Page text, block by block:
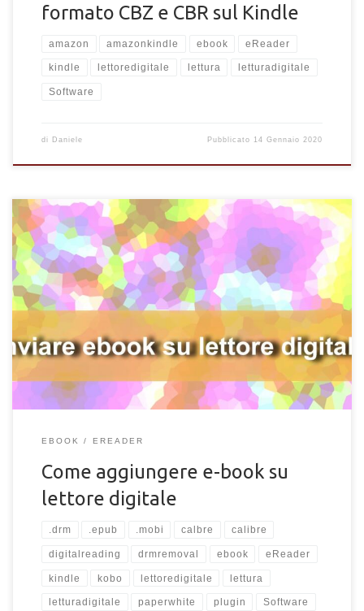
formato CBZ e CBR sul Kindle
amazon amazonkindle ebook eReader
kindle lettoredigitale lettura letturadigitale
Software
di Daniele Pubblicato 14 Gennaio 2020
Premessa: in questa guida utilizzerò il software per ebook
Calibre, scaricabile gratuitamente dal sito ufficiale. Apri Calibre
e clicca sull’icona “Aggiungi libri” sulla barra strumenti in alto a
sinistra; Clicca con il tasto destro sull’icona del tuo ebook, poi
su “Invia al dispositivo > invia alla memoria principale“; Attendi il
caricamento. Ora puoi scollegare il tuo dispositivo, con il tuo
[…]
EBOOK EREADER
Come aggiungere e-book su
lettore digitale
.drm .epub .mobi calbre calibre
digitalreading drmremoval ebook eReader
kindle kobo lettoredigitale lettura
letturadigitale paperwhite plugin Software